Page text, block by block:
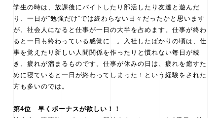
学生の時は、放課後にバイトしたり部活したり友達と遊んだ
り、一日が”勉強だけ”では終わらない日々だったかと思います
が、社会人になると仕事が一日の大半を占めます。仕事が終わ
ると一日も終わっている感覚に…。入社したばかりの頃は、仕
事を覚えたり新しい人間関係を作ったりと慣れない毎日が続
き、疲れが溜まるものです。仕事が休みの日は、疲れを癒すた
めに寝ていると一日が終わってしまった！という経験をされた
方も多いのでは。
第4位 早くボーナスが欲しい！！